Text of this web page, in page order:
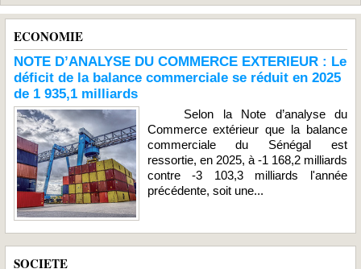
ECONOMIE
NOTE D’ANALYSE DU COMMERCE EXTERIEUR : Le
déficit de la balance commerciale se réduit en 2025
de 1 935,1 milliards
Selon la Note d’analyse du
Commerce extérieur que la balance
commerciale du Sénégal est
ressortie, en 2025, à -1 168,2 milliards
contre -3 103,3 milliards l'année
précédente, soit une...
SOCIETE